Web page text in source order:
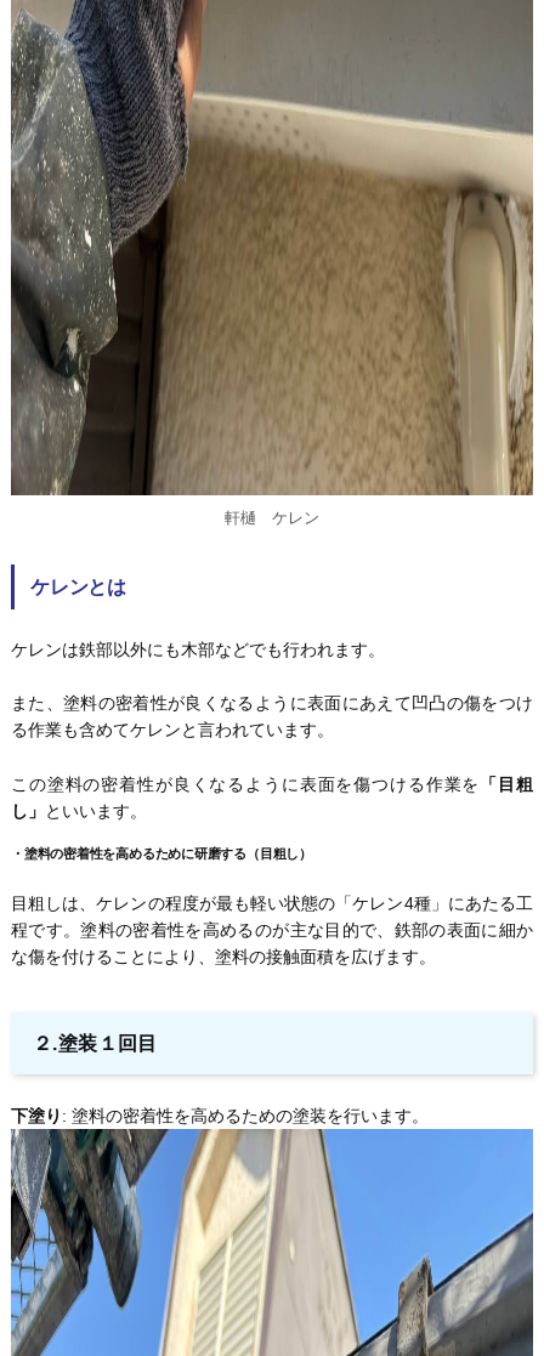
軒樋 ケレン
ケレンとは
ケレンは鉄部以外にも木部などでも行われます。
また、塗料の密着性が良くなるように表面にあえて凹凸の傷をつけ
る作業も含めてケレンと言われています。
この塗料の密着性が良くなるように表面を傷つける作業を
「目粗
し」 といいます。
・ 塗料の密着性を高めるために研磨する（目粗し）
目粗しは、ケレンの程度が最も軽い状態の「ケレン4種」にあたる工
程です。塗料の密着性を高めるのが主な目的で、鉄部の表面に細か
な傷を付けることにより、塗料の接触面積を広げます。
２.塗装１回目
下塗り : 塗料の密着性を高めるための塗装を行います。